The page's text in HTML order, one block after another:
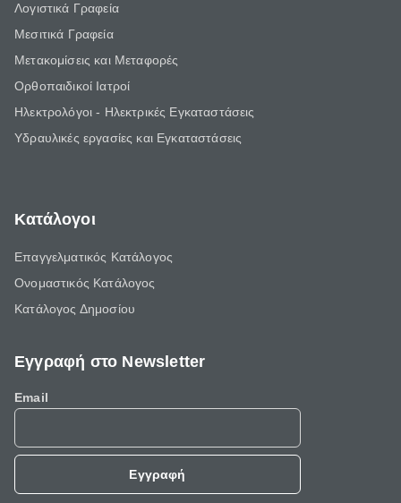
Λογιστικά Γραφεία
Μεσιτικά Γραφεία
Μετακομίσεις και Μεταφορές
Ορθοπαιδικοί Ιατροί
Ηλεκτρολόγοι - Ηλεκτρικές Εγκαταστάσεις
Υδραυλικές εργασίες και Εγκαταστάσεις
Κατάλογοι
Επαγγελματικός Κατάλογος
Ονομαστικός Κατάλογος
Κατάλογος Δημοσίου
Εγγραφή στο Newsletter
Email
Εγγραφή